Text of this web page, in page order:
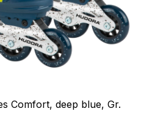
Comfort, deep blue, Gr.